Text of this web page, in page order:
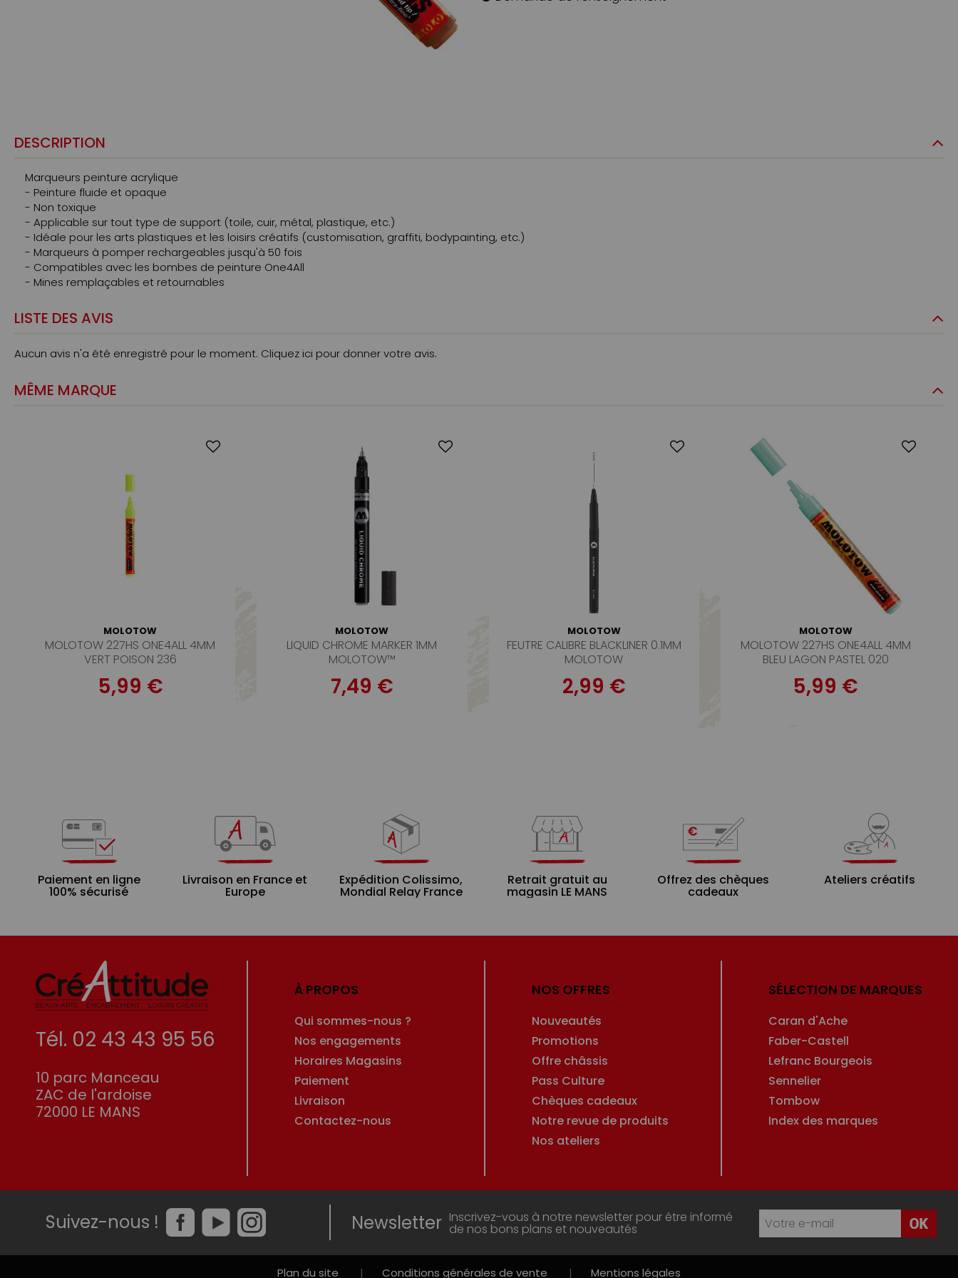
DESCRIPTION
Marqueurs peinture acrylique
- Peinture fluide et opaque
- Non toxique
- Applicable sur tout type de support (toile, cuir, métal, plastique, etc.)
- Idéale pour les arts plastiques et les loisirs créatifs (customisation, graffiti, bodypainting, etc.)
- Marqueurs à pomper rechargeables jusqu'à 50 fois
- Compatibles avec les bombes de peinture One4All
- Mines remplaçables et retournables
LISTE DES AVIS
Aucun avis n'a été enregistré pour le moment. Cliquez ici pour donner votre avis.
MÊME MARQUE
MOLOTOW
MOLOTOW 227HS ONE4ALL 4MM
VERT POISON 236
5,99 €
MOLOTOW
LIQUID CHROME MARKER 1MM
MOLOTOW™
7,49 €
MOLOTOW
FEUTRE CALIBRE BLACKLINER 0.1MM
MOLOTOW
2,99 €
MOLOTOW
MOLOTOW 227HS ONE4ALL 4MM
BLEU LAGON PASTEL 020
5,99 €
Paiement en ligne
100% sécurisé
Livraison en France et
Europe
Expédition Colissimo,
Mondial Relay France
Retrait gratuit au
magasin LE MANS
Offrez des chèques
cadeaux
Ateliers créatifs
Tél. 02 43 43 95 56
10 parc Manceau
ZAC de l'ardoise
72000 LE MANS
À PROPOS
Qui sommes-nous ?
Nos engagements
Horaires Magasins
Paiement
Livraison
Contactez-nous
NOS OFFRES
Nouveautés
Promotions
Offre châssis
Pass Culture
Chèques cadeaux
Notre revue de produits
Nos ateliers
SÉLECTION DE MARQUES
Caran d'Ache
Faber-Castell
Lefranc Bourgeois
Sennelier
Tombow
Index des marques
Suivez-nous ! Newsletter Inscrivez-vous à notre newsletter pour être informé
de nos bons plans et nouveautés
Plan du site | Conditions générales de vente | Mentions légales